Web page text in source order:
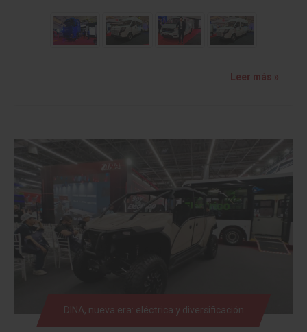
Leer más »
DINA, nueva era: eléctrica y diversificación